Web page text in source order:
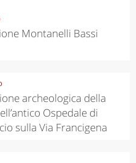
Montanelli Bassi
archeologica della
Ospedale di
sulla Via Francigena